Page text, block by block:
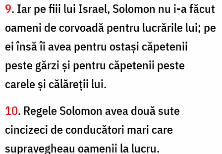
9. Iar pe fiii lui Israel, Solomon nu i-a făcut
oameni de corvoadă pentru lucrările lui; pe
ei însă îi avea pentru ostaşi căpetenii
peste gărzi şi pentru căpetenii peste
carele şi călăreţii lui.
10. Regele Solomon avea două sute
cincizeci de conducători mari care
supravegheau oamenii la lucru.